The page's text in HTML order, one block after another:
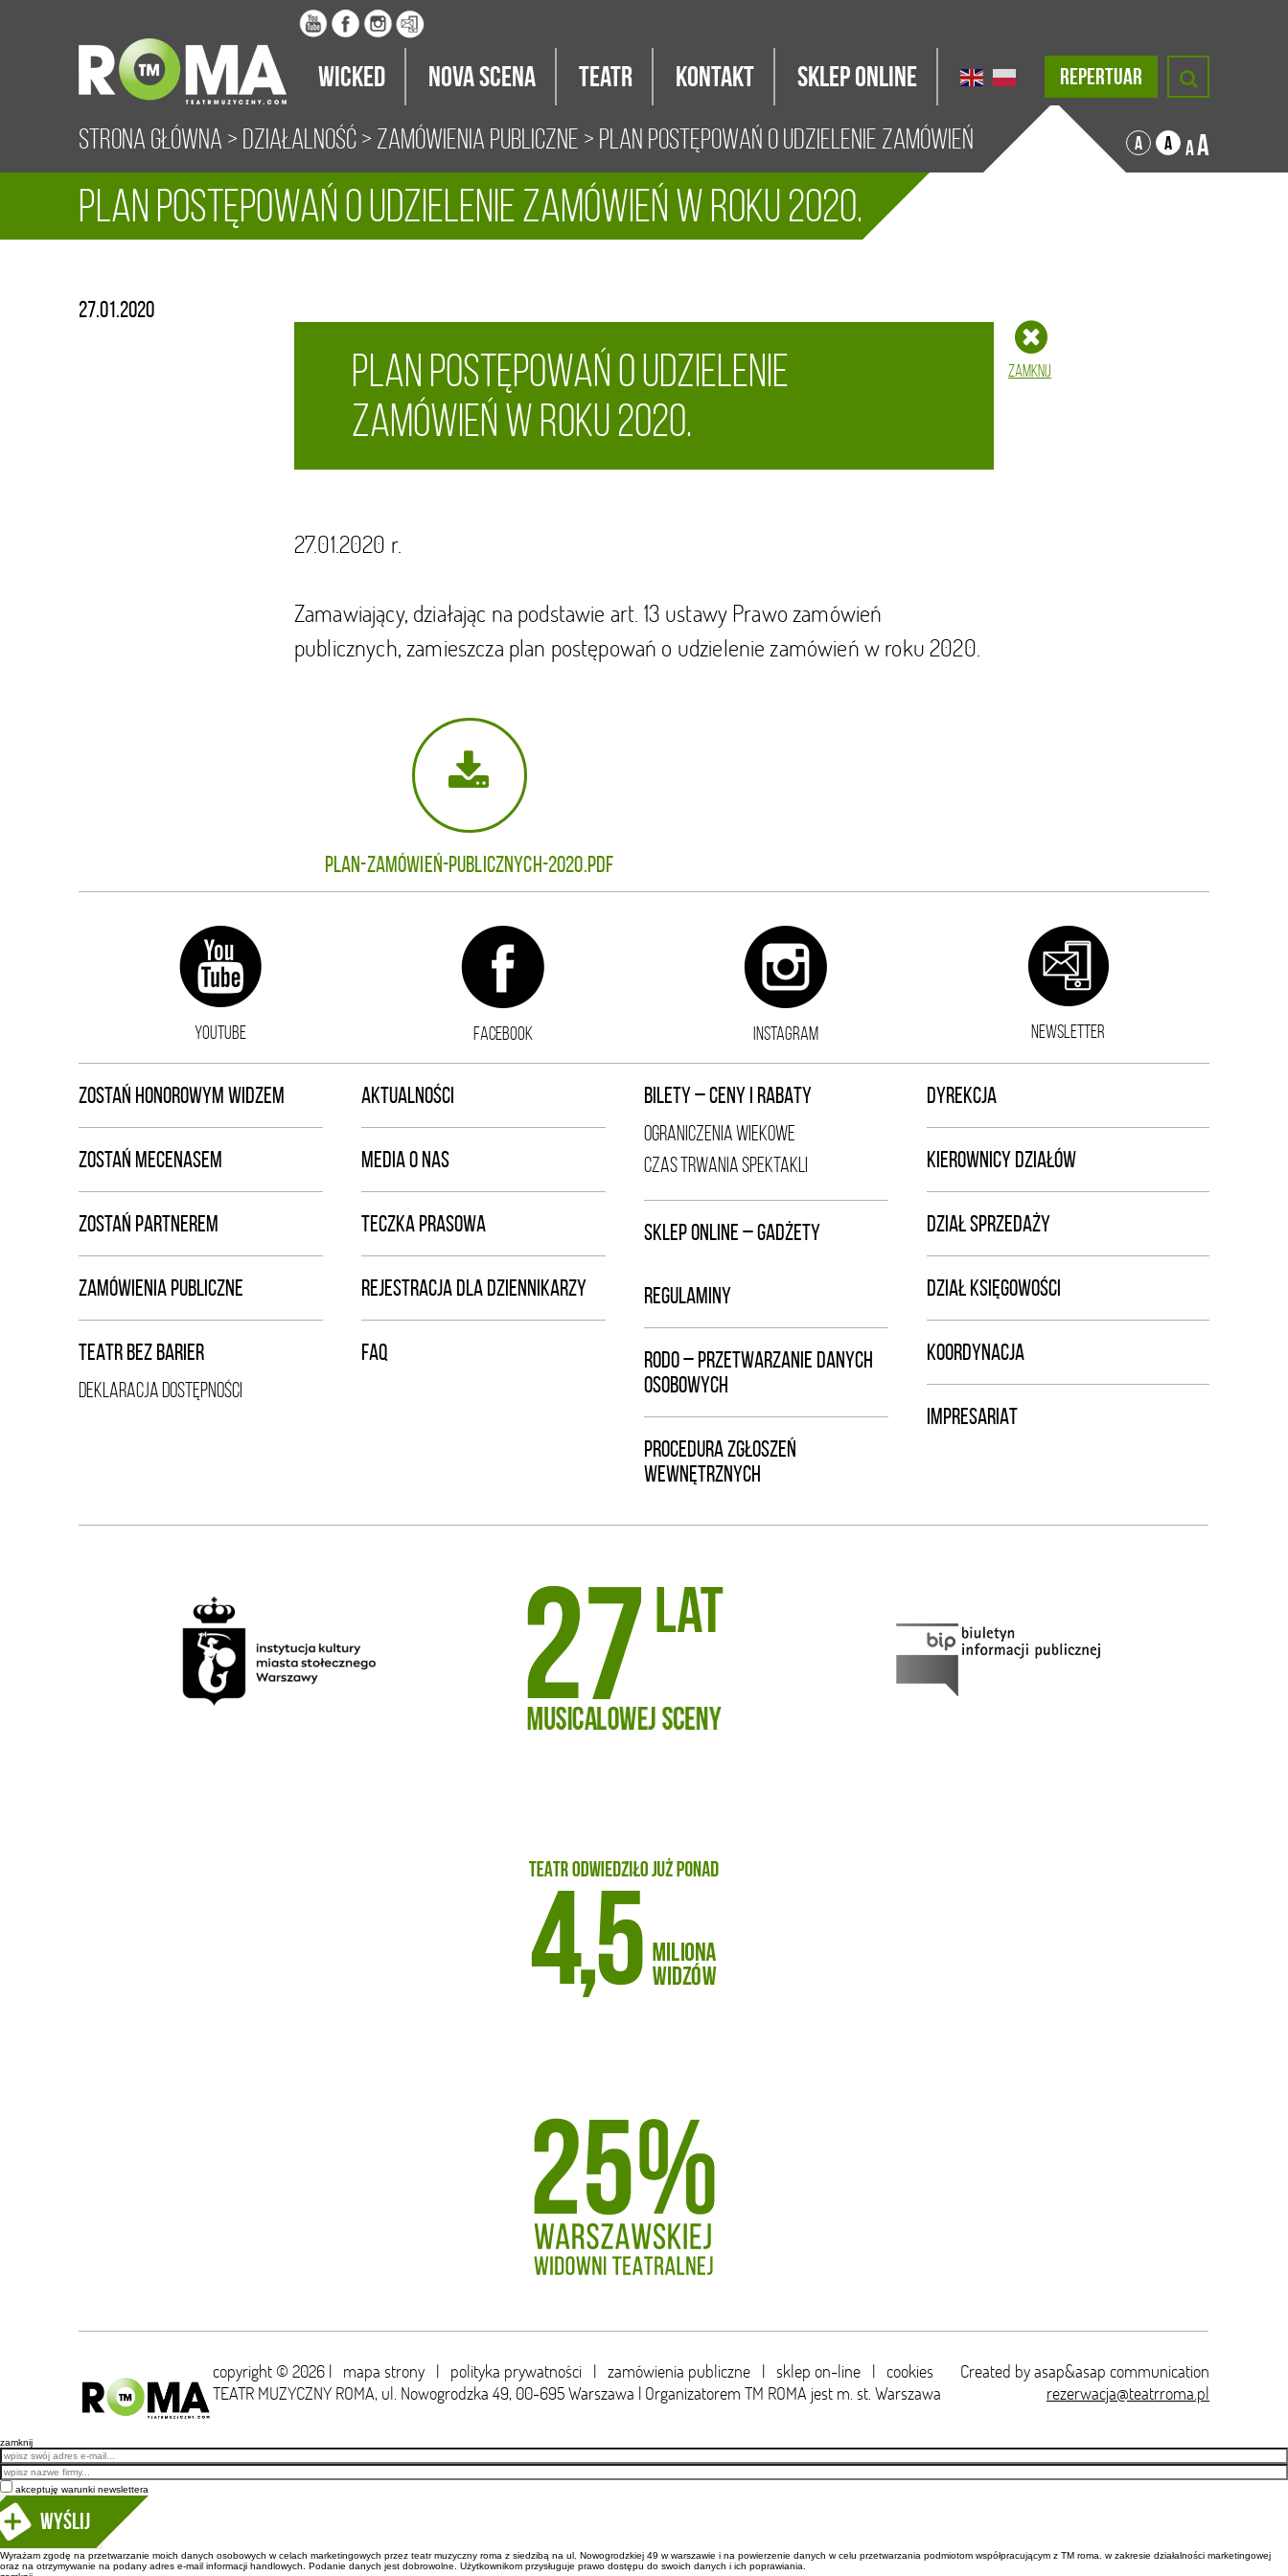
Wicked Nova Scena Teatr Kontakt Sklep Online REPERTUAR
Strona główna > Działalność> Zamówienia Publiczne > Plan postępowań o udzielenie zamówień
w roku 2020.
A A AA
Plan postępowań o udzielenie zamówień w roku 2020.
27.01.2020
Zamknij
Plan postępowań o udzielenie
zamówień w roku 2020.
27.01.2020 r.
Zamawiający, działając na podstawie art. 13 ustawy Prawo zamówień
publicznych, zamieszcza plan postępowań o udzielenie zamówień w roku 2020.
Plan-zamówień-publicznych-2020.pdf
YOUTUBE FACEBOOK INSTAGRAM NEWSLETTER
ZOSTAŃ HONOROWYM WIDZEM
ZOSTAŃ MECENASEM
ZOSTAŃ PARTNEREM
ZAMÓWIENIA PUBLICZNE
TEATR BEZ BARIER
DEKLARACJA DOSTĘPNOŚCI
AKTUALNOŚCI
MEDIA O NAS
TECZKA PRASOWA
REJESTRACJA DLA DZIENNIKARZY
FAQ
BILETY – CENY I RABATY
OGRANICZENIA WIEKOWE
CZAS TRWANIA SPEKTAKLI
SKLEP ONLINE – GADŻETY
REGULAMINY
RODO – PRZETWARZANIE DANYCH
OSOBOWYCH
PROCEDURA ZGŁOSZEŃ
WEWNĘTRZNYCH
DYREKCJA
KIEROWNICY DZIAŁÓW
DZIAŁ SPRZEDAŻY
DZIAŁ KSIĘGOWOŚCI
KOORDYNACJA
IMPRESARIAT
copyright © 2026 | mapa strony | polityka prywatności | zamówienia publiczne | sklep on-line | cookies
TEATR MUZYCZNY ROMA, ul. Nowogrodzka 49, 00-695 Warszawa | Organizatorem TM ROMA jest m. st. Warszawa
Created byasap&asap communication
rezerwacja@teatrroma.pl
zamknij
Email
akceptuję warunki newslettera
Wyślij
Wyrażam zgodę na przetwarzanie moich danych osobowych w celach marketingowych przez teatr muzyczny roma z siedzibą na ul. Nowogrodzkiej 49 w warszawie i na powierzenie danych w celu przetwarzania podmiotom współpracującym z TM roma. w zakresie działalności marketingowej
oraz na otrzymywanie na podany adres e-mail informacji handlowych. Podanie danych jest dobrowolne. Użytkownikom przysługuje prawo dostępu do swoich danych i ich poprawiania.